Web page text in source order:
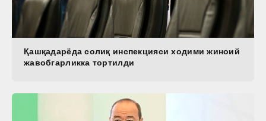
Қашқадарёда солиқ инспекцияси ходими жиноий
жавобгарликка тортилди